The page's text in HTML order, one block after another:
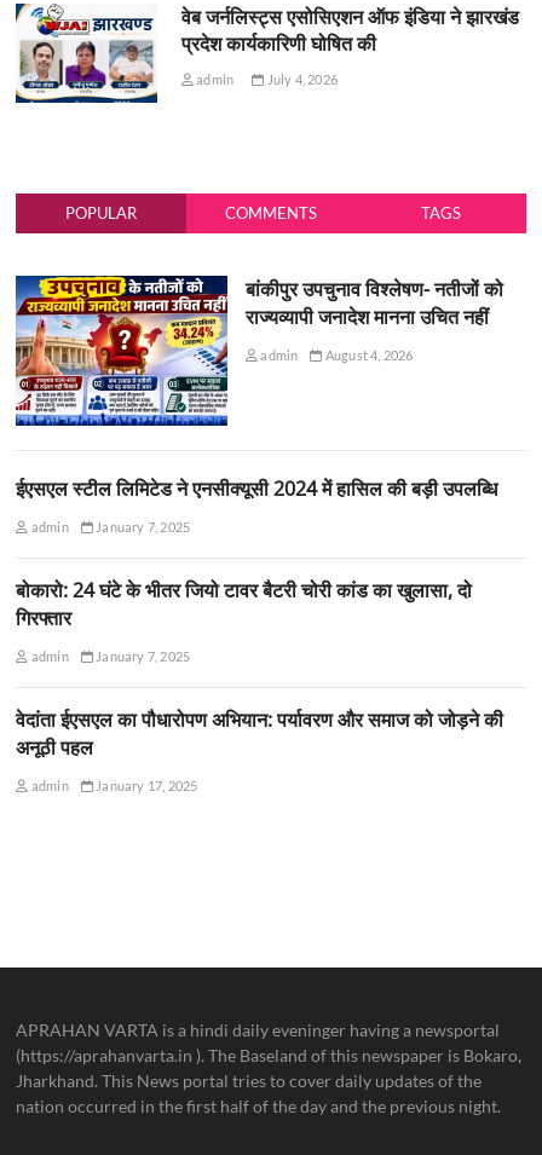
वेब जर्नलिस्ट्स एसोसिएशन ऑफ इंडिया ने झारखंड
प्रदेश कार्यकारिणी घोषित की
admin July 4, 2026
POPULAR COMMENTS TAGS
बांकीपुर उपचुनाव विश्लेषण- नतीजों को
राज्यव्यापी जनादेश मानना उचित नहीं
admin August 4, 2026
ईएसएल स्टील लिमिटेड ने एनसीक्यूसी 2024 में हासिल की बड़ी उपलब्धि
admin January 7, 2025
बोकारो: 24 घंटे के भीतर जियो टावर बैटरी चोरी कांड का खुलासा, दो
गिरफ्तार
admin January 7, 2025
वेदांता ईएसएल का पौधारोपण अभियान: पर्यावरण और समाज को जोड़ने की
अनूठी पहल
admin January 17, 2025
APRAHAN VARTA is a hindi daily eveninger having a newsportal
(https://aprahanvarta.in ). The Baseland of this newspaper is Bokaro,
Jharkhand. This News portal tries to cover daily updates of the
nation occurred in the first half of the day and the previous night.